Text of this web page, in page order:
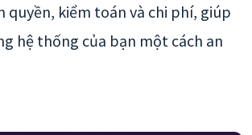
quyền, kiểm toán và chi phí, giúp
hệ thống của bạn một cách an